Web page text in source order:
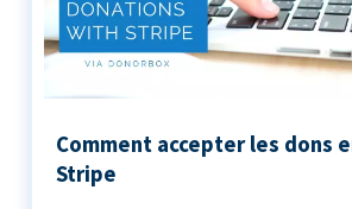
Comment accepter les dons
Stripe